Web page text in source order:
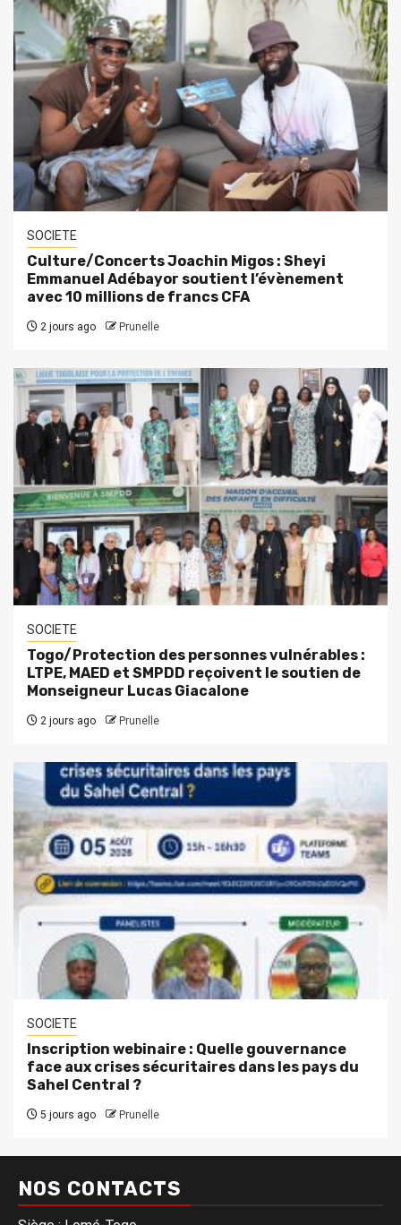
SOCIETE
Culture/Concerts Joachin Migos : Sheyi
Emmanuel Adébayor soutient l’évènement
avec 10 millions de francs CFA
2 jours ago Prunelle
SOCIETE
Togo/Protection des personnes vulnérables :
LTPE, MAED et SMPDD reçoivent le soutien de
Monseigneur Lucas Giacalone
2 jours ago Prunelle
SOCIETE
Inscription webinaire : Quelle gouvernance
face aux crises sécuritaires dans les pays du
Sahel Central ?
5 jours ago Prunelle
NOS CONTACTS